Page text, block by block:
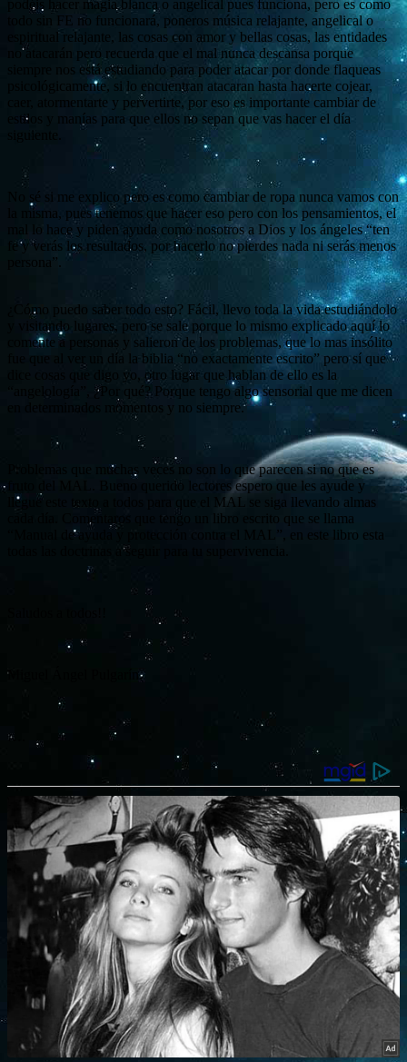
podéis hacer magia blanca o angelical pues funciona, pero es como
todo sin FE no funcionará, poneros música relajante, angelical o
espiritual relajante, las cosas con amor y bellas cosas, las entidades
no atacarán pero recuerda que el mal nunca descansa porque
siempre nos está estudiando para poder atacar por donde flaqueas
psicológicamente, si lo encuentran atacaran hasta hacerte cojear,
caer, atormentarte y pervertirte, por eso es importante cambiar de
estilos y manías para que ellos no sepan que vas hacer el día
No sé si me explico pero es como cambiar de ropa nunca vamos con
la misma, pues tenemos que hacer eso pero con los pensamientos, el
mal lo hace y piden ayuda como nosotros a Dios y los ángeles “ten
fe y verás los resultados, por hacerlo no pierdes nada ni serás menos
persona”.
¿Cómo puedo saber todo esto? Fácil, llevo toda la vida estudiándolo
y visitando lugares, pero se sale porque lo mismo explicado aquí lo
comente a personas y salieron de los problemas, que lo mas insólito
fue que al ver un día la biblia “no exactamente escrito” pero sí que
dice cosas que digo yo, otro lugar que hablan de ello es la
“angelología”, ¿Por qué? Porque tengo algo sensorial que me dicen
en determinados momentos y no siempre.
Problemas que muchas veces no son lo que parecen si no que es
fruto del MAL. Bueno querido lectores espero que les ayude y
llegue este texto a todos para que el MAL se siga llevando almas
cada día. Comentaros que tengo un libro escrito que se llama
“Manual de ayuda y protección contra el MAL”, en este libro esta
todas las doctrinas a seguir para tu supervivencia.
Miguel Ángel Pulgarín.
….